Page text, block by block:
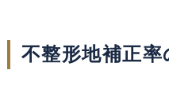
不整形地補正率